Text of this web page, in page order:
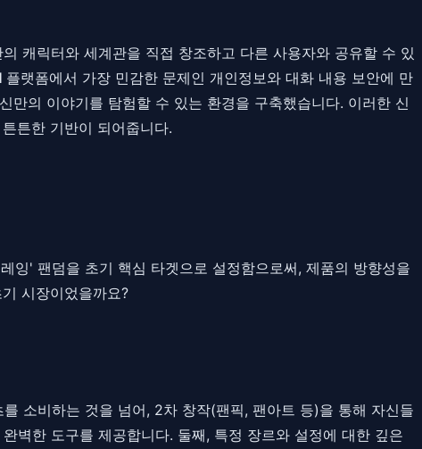
캐릭터와 세계관을 직접 창조하고 다른 사용자와 공유할 수 있
플랫폼에서 가장 민감한 문제인 개인정보와 대화 내용 보안에 만
만의 이야기를 탐험할 수 있는 환경을 구축했습니다. 이러한 신
튼한 기반이 되어줍니다.
잉' 팬덤을 초기 핵심 타겟으로 설정함으로써, 제품의 방향성을
시장이었을까요?
소비하는 것을 넘어, 2차 창작(팬픽, 팬아트 등)을 통해 자신들
벽한 도구를 제공합니다. 둘째, 특정 장르와 설정에 대한 깊은